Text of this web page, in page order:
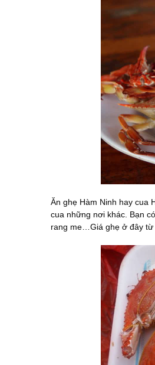
Ăn ghẹ Hàm Ninh hay cua
cua những nơi khác. Bạn
rang me…Giá ghẹ ở đây từ